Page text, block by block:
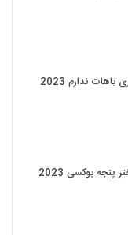
ندارم 2023
پنجه بوکسی 2023